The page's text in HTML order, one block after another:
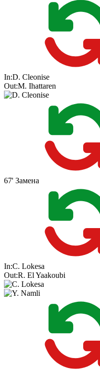
In:D. Cleonise
Out:M. Ihattaren
67' Замена
In:C. Lokesa
Out:R. El Yaakoubi